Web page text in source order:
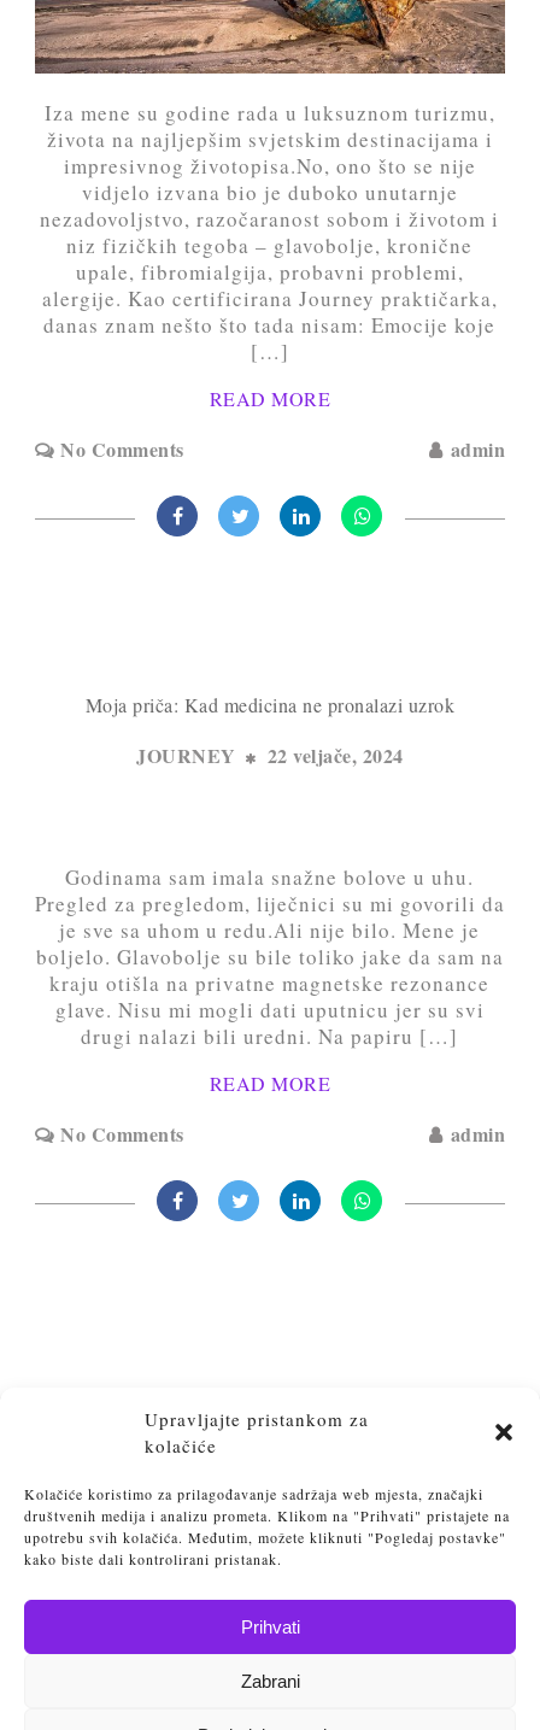
Upravljajte pristankom za
kolačiće
Kolačiće koristimo za prilagođavanje sadržaja web mjesta, značajki
društvenih medija i analizu prometa. Klikom na "Prihvati" pristajete na
upotrebu svih kolačića. Međutim, možete kliknuti "Pogledaj postavke"
kako biste dali kontrolirani pristanak.
Prihvati
Zabrani
Iza mene su godine rada u luksuznom turizmu,
života na najljepšim svjetskim destinacijama i
impresivnog životopisa.No, ono što se nije
vidjelo izvana bio je duboko unutarnje
nezadovoljstvo, razočaranost sobom i životom i
niz fizičkih tegoba – glavobolje, kronične
upale, fibromialgija, probavni problemi,
alergije. Kao certificirana Journey praktičarka,
danas znam nešto što tada nisam: Emocije koje
[…]
READ MORE
No Comments admin
Moja priča: Kad medicina ne pronalazi uzrok
JOURNEY 22 veljače, 2024
Godinama sam imala snažne bolove u uhu.
Pregled za pregledom, liječnici su mi govorili da
je sve sa uhom u redu.Ali nije bilo. Mene je
boljelo. Glavobolje su bile toliko jake da sam na
kraju otišla na privatne magnetske rezonance
glave. Nisu mi mogli dati uputnicu jer su svi
drugi nalazi bili uredni. Na papiru […]
READ MORE
No Comments admin
Vlatka Srebačić 2025